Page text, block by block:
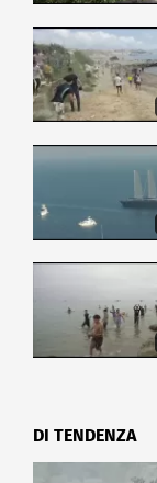
coloro che non
concluso
Nazionale
L'arrivo di
clinico ancora
delle due
DI TENDENZA